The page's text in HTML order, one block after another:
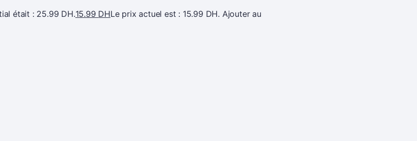
était : 25.99 DH.15.99 DHLe prix actuel est : 15.99 DH. Ajouter au